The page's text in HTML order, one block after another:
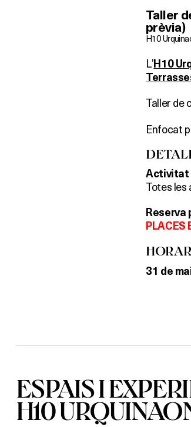
Taller
prèvia)
H10
L’H10
Taller de
Enfocat
Totes
Reserva
PLACES
31 de
ESPAIS I
H10